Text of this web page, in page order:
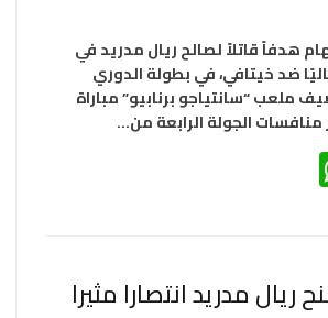
هدفاً قاتلاً لصالح ريال مدريد في
ضد خيتافي، في بطولة الدوري
ملعب “سانتياجو برنابيو” مباراة
منافسات الجولة الرابعة من…
ريال مدريد انتصارا مثيرا